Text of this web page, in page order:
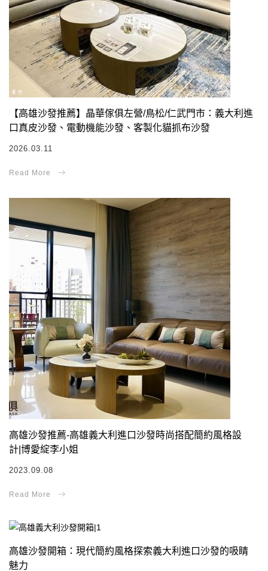
【高雄沙發推薦】晶華傢俱左營/鳥松/仁武門市：義大利進
口真皮沙發、電動機能沙發、客製化貓抓布沙發
2026.03.11
高雄沙發推薦-高雄義大利進口沙發時尚搭配簡約風格設
計|博愛綻李小姐
2023.09.08
高雄沙發開箱：現代簡約風格探索義大利進口沙發的吸睛
魅力